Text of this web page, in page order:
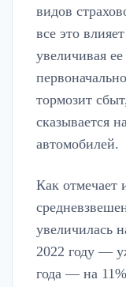
видов
все это
увеличивая
тормозит
сказывается
автомобилей.
Как отмечает
увеличилась
2022 году —
года — на